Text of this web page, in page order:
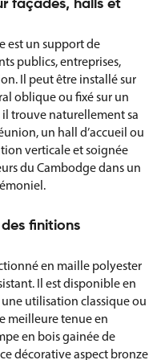
façades, halls et
est un support de
publics, entreprises,
Il peut être installé sur
oblique ou fixé sur un
trouve naturellement sa
un hall d’accueil ou
verticale et soignée
du Cambodge dans un
finitions
en maille polyester
Il est disponible en
utilisation classique ou
meilleure tenue en
en bois gainée de
décorative aspect bronze